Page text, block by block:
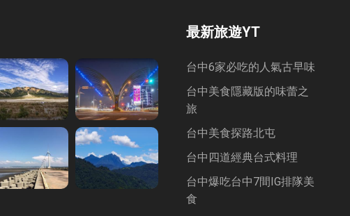
最新旅遊YT
台中6家必吃的人氣古早味
台中美食隱藏版的味蕾之
旅
台中美食探路北屯
台中四道經典台式料理
台中爆吃台中7間IG排隊美
食